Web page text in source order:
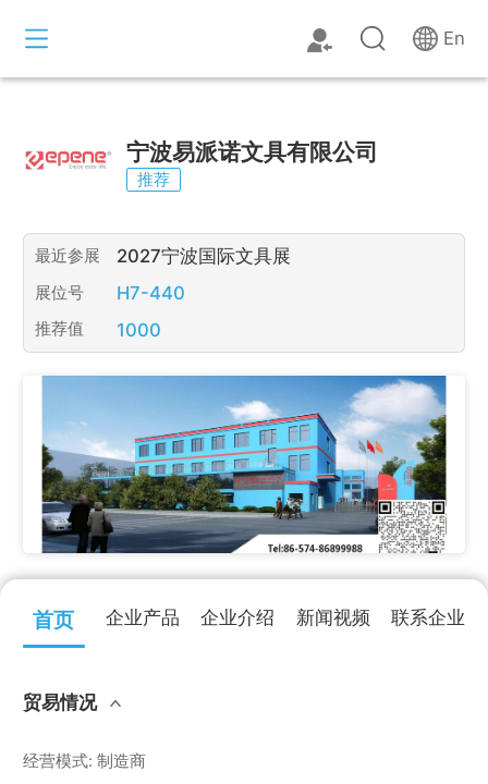
En
宁波易派诺文具有限公司
推荐
最近参展 2027宁波国际文具展
展位号 H7-440
推荐值 1000
首页 企业产品 企业介绍 新闻视频 联系企业
贸易情况
经营模式: 制造商